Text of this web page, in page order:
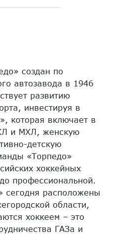
создан по
автозавода в 1946
развитию
инвестируя в
которая включает в
и МХЛ, женскую
детскую
«Торпедо»
хоккейных
профессиональной.
сегодня расположены
области,
хоккеем – это
ГАЗа и